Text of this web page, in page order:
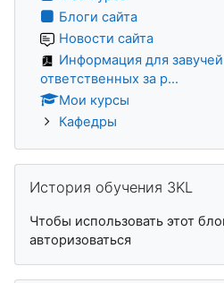
Блоги сайта
Новости сайта
Информация для
ответственных за р...
Мои курсы
Кафедры
История обучения 3KL
Чтобы использовать этот
авторизоваться